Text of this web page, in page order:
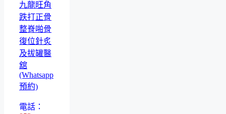
九龍旺角
跌打正骨
整脊啪骨
復位針炙
及拔罐醫
舘
(Whatsapp
預約)
電話：